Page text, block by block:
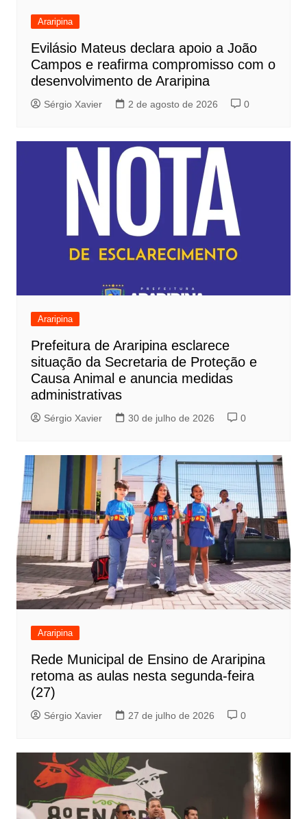
Araripina
Evilásio Mateus declara apoio a João
Campos e reafirma compromisso com o
desenvolvimento de Araripina
Sérgio Xavier 2 de agosto de 2026 0
Araripina
Prefeitura de Araripina esclarece
situação da Secretaria de Proteção e
Causa Animal e anuncia medidas
administrativas
Sérgio Xavier 30 de julho de 2026 0
Araripina
Rede Municipal de Ensino de Araripina
retoma as aulas nesta segunda-feira
(27)
Sérgio Xavier 27 de julho de 2026 0